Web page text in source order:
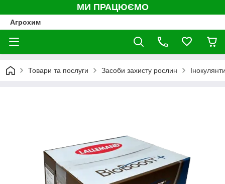
МИ ПРАЦЮЄМО
Агрохим
Товари та послуги Засоби захисту рослин